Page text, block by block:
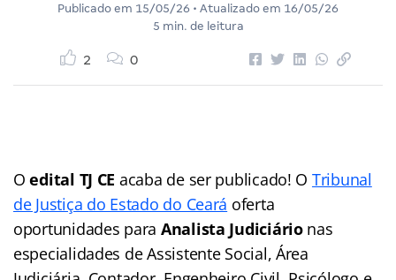
Publicado em 15/05/26 • Atualizado em 16/05/26
5 min. de leitura
2 0
Oedital TJ CE acaba de ser publicado! O Tribunal
de Justiça do Estado do Ceará oferta
oportunidades para Analista Judiciárionas
especialidades de Assistente Social, Área